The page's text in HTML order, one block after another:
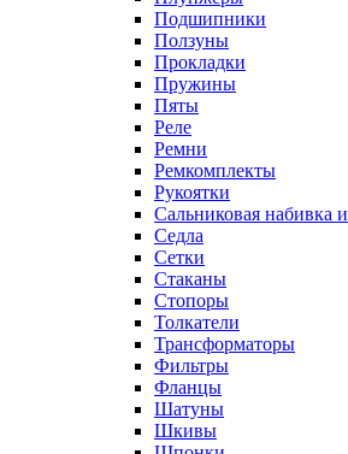
Подшипники
Ползуны
Прокладки
Пружины
Пяты
Реле
Ремни
Ремкомплекты
Рукоятки
Сальниковая набивка
Седла
Сетки
Стаканы
Стопоры
Толкатели
Трансформаторы
Фильтры
Фланцы
Шатуны
Шкивы